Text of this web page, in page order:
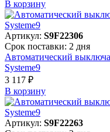
В корзинy
Артикул: S9F22306
Срок поставки: 2 дня
Автоматический
Systeme9
3 117 ₽
В корзинy
Артикул: S9F22263